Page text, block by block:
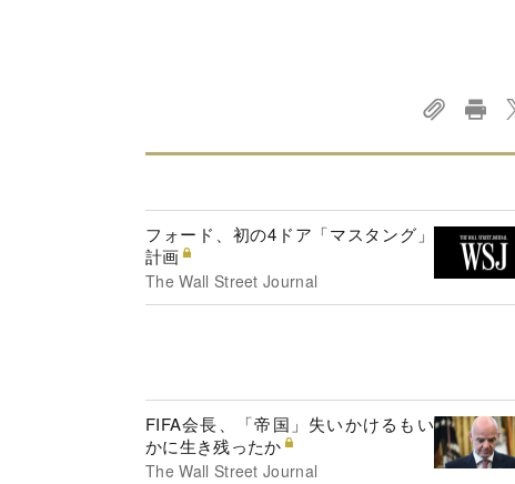
フォード、初の4ドア「マスタング」
計画
The Wall Street Journal
FIFA会長、「帝国」失いかけるもい
かに生き残ったか
The Wall Street Journal